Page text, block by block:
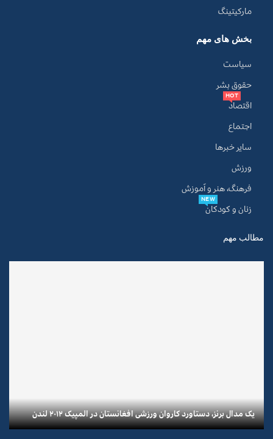
مارکیتینگ
بخش های مهم
سیاست
حقوق بشر
اقتصاد
HOT
اجتماع
سایر خبرها
ورزش
فرهنگ، هنر و آموزش
زنان و کودکان
NEW
مطالب مهم
یک مدال برنز، دستاورد کاروان ورزشی افغانستان در المپیک ۲۰۱۲ لندن